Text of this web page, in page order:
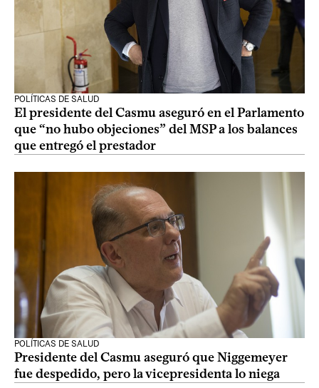
POLÍTICAS DE SALUD
El presidente del Casmu aseguró en el Parlamento
que “no hubo objeciones” del MSP a los balances
que entregó el prestador
POLÍTICAS DE SALUD
Presidente del Casmu aseguró que Niggemeyer
fue despedido, pero la vicepresidenta lo niega